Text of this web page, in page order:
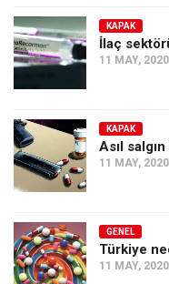
KAPAK
İlaç
11 MAY, 2020
KAPAK
Asıl
11 MAY, 2020
GENEL
Türkiye
11 MAY, 2020